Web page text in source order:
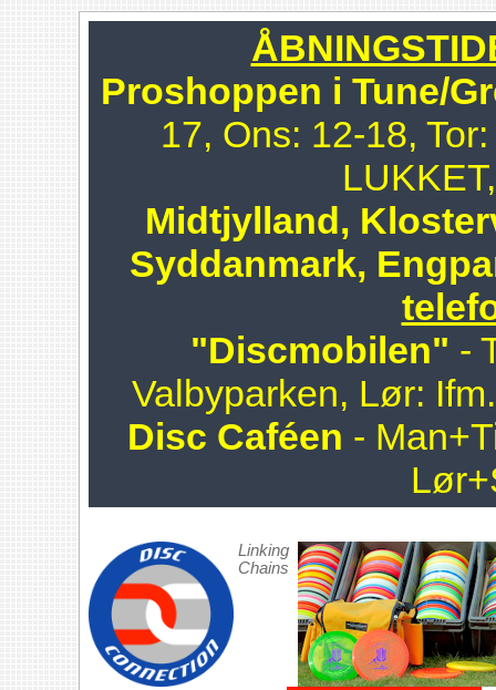
Proshoppen i Tune/
17, Ons: 12-18,
Midtjylland,
Syddanmark,
"Discmobilen" -
Valbyparken, Lør:
Disc Caféen -
Linking
Chains